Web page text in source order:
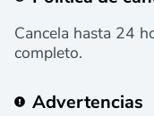
Cancela hasta 24
completo.
Advertencias